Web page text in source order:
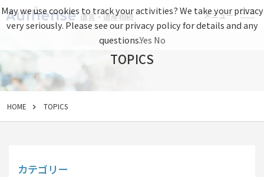
メニュー
遺言・遺産相続
TOPICS
HOME TOPICS
カテゴリー
May we use cookies to track your activities? We take your privacy
very seriously. Please see our privacy policy for details and any
questions.Yes No